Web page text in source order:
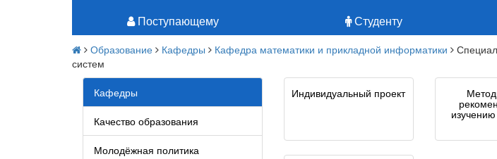
Поступающему Студенту
Образование Кафедры Кафедра математики и прикладной информатики
систем
Кафедры
Качество образования
Молодёжная политика
Индивидуальный проект